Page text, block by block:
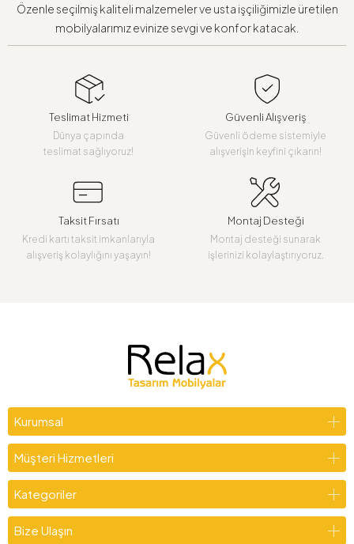
Özenle seçilmiş kaliteli malzemeler ve usta işçiliğimizle üretilen
mobilyalarımız evinize sevgi ve konfor katacak.
Teslimat Hizmeti
Dünya çapında
teslimat sağlıyoruz!
Güvenli Alışveriş
Güvenli ödeme sistemiyle
alışverişin keyfini çıkarın!
Taksit Fırsatı
Kredi kartı taksit imkanlarıyla
alışveriş kolaylığını yaşayın!
Montaj Desteği
Montaj desteği sunarak
işlerinizi kolaylaştırıyoruz.
Kurumsal
Müşteri Hizmetleri
Kategoriler
Bize Ulaşın